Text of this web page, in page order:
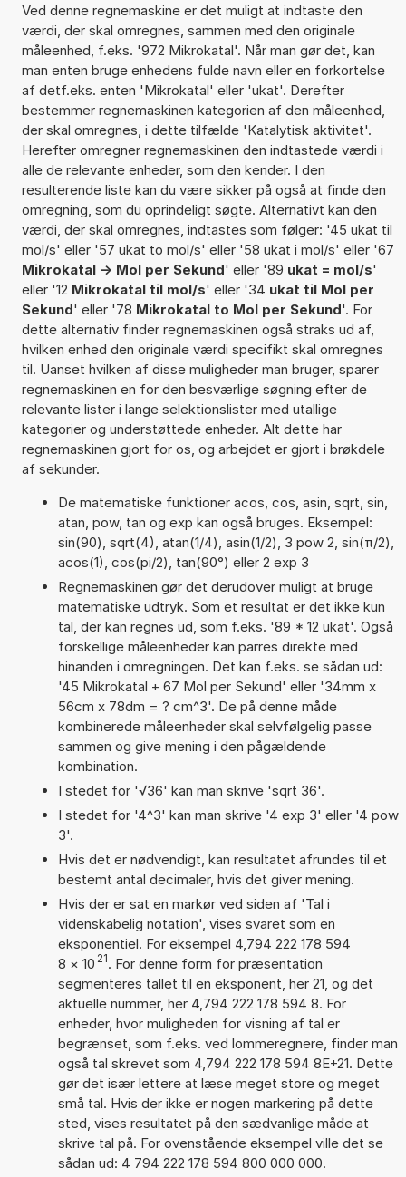
Ved denne regnemaskine er det muligt at indtaste den
værdi, der skal omregnes, sammen med den originale
måleenhed, f.eks. '972 Mikrokatal'. Når man gør det, kan
man enten bruge enhedens fulde navn eller en forkortelse
af detf.eks. enten 'Mikrokatal' eller 'ukat'. Derefter
bestemmer regnemaskinen kategorien af den måleenhed,
der skal omregnes, i dette tilfælde 'Katalytisk aktivitet'.
Herefter omregner regnemaskinen den indtastede værdi i
alle de relevante enheder, som den kender. I den
resulterende liste kan du være sikker på også at finde den
omregning, som du oprindeligt søgte. Alternativt kan den
værdi, der skal omregnes, indtastes som følger: '45 ukat til
mol/s' eller '57 ukat to mol/s' eller '58 ukat i mol/s' eller '67
Mikrokatal -> Mol per Sekund' eller '89 ukat = mol/s'
eller '12 Mikrokatal til mol/s' eller '34 ukat til Mol per
Sekund' eller '78 Mikrokatal to Mol per Sekund'. For
dette alternativ finder regnemaskinen også straks ud af,
hvilken enhed den originale værdi specifikt skal omregnes
til. Uanset hvilken af disse muligheder man bruger, sparer
regnemaskinen en for den besværlige søgning efter de
relevante lister i lange selektionslister med utallige
kategorier og understøttede enheder. Alt dette har
regnemaskinen gjort for os, og arbejdet er gjort i brøkdele
af sekunder.
De matematiske funktioner acos, cos, asin, sqrt, sin,
atan, pow, tan og exp kan også bruges. Eksempel:
sin(90), sqrt(4), atan(1/4), asin(1/2), 3 pow 2, sin(π/2),
acos(1), cos(pi/2), tan(90°) eller 2 exp 3
Regnemaskinen gør det derudover muligt at bruge
matematiske udtryk. Som et resultat er det ikke kun
tal, der kan regnes ud, som f.eks. '89 * 12 ukat'. Også
forskellige måleenheder kan parres direkte med
hinanden i omregningen. Det kan f.eks. se sådan ud:
'45 Mikrokatal + 67 Mol per Sekund' eller '34mm x
56cm x 78dm = ? cm^3'. De på denne måde
kombinerede måleenheder skal selvfølgelig passe
sammen og give mening i den pågældende
kombination.
I stedet for '√36' kan man skrive 'sqrt 36'.
I stedet for '4^3' kan man skrive '4 exp 3' eller '4 pow
3'.
Hvis det er nødvendigt, kan resultatet afrundes til et
bestemt antal decimaler, hvis det giver mening.
Hvis der er sat en markør ved siden af 'Tal i
videnskabelig notation', vises svaret som en
eksponentiel. For eksempel 4,794 222 178 594
8 × 10 21. For denne form for præsentation
segmenteres tallet til en eksponent, her 21, og det
aktuelle nummer, her 4,794 222 178 594 8. For
enheder, hvor muligheden for visning af tal er
begrænset, som f.eks. ved lommeregnere, finder man
også tal skrevet som 4,794 222 178 594 8E+21. Dette
gør det især lettere at læse meget store og meget
små tal. Hvis der ikke er nogen markering på dette
sted, vises resultatet på den sædvanlige måde at
skrive tal på. For ovenstående eksempel ville det se
sådan ud: 4 794 222 178 594 800 000 000.